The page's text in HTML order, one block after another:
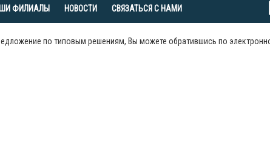
ФИЛИАЛЫ НОВОСТИ СВЯЗАТЬСЯ С НАМИ
по типовым решениям, Вы можете обратившись по